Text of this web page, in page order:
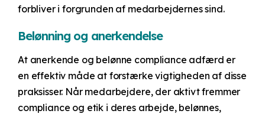
forbliver i forgrunden af medarbejdernes sind.
Belønning og anerkendelse
At anerkende og belønne compliance adfærd er
en effektiv måde at forstærke vigtigheden af disse
praksisser. Når medarbejdere, der aktivt fremmer
compliance og etik i deres arbejde, belønnes,